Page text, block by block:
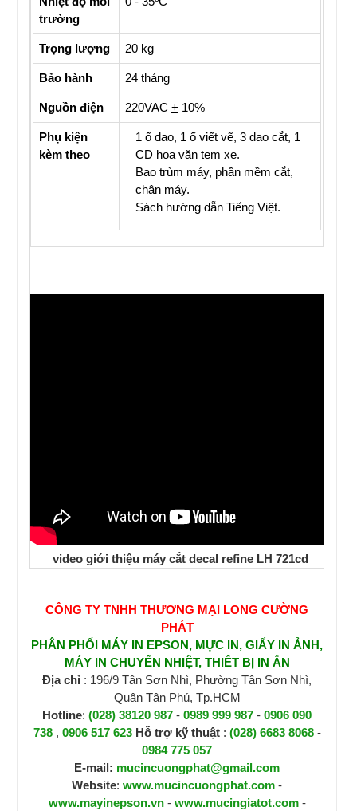
trường
Trọng lượng 20 kg
Bảo hành 24 tháng
Nguồn điện 220VAC + 10%
Phụ kiện
kèm theo
1 ổ dao, 1 ổ viết vẽ, 3 dao cắt, 1
CD hoa văn tem xe.
Bao trùm máy, phần mềm cắt,
chân máy.
Sách hướng dẫn Tiếng Việt.
video giới thiệu máy cắt decal refine LH 721cd
CÔNG TY TNHH THƯƠNG MẠI LONG CƯỜNG
PHÁT
PHÂN PHỐI MÁY IN EPSON, MỰC IN, GIẤY IN ẢNH,
MÁY IN CHUYỂN NHIỆT, THIẾT BỊ IN ẤN
Địa chỉ : 196/9 Tân Sơn Nhì, Phường Tân Sơn Nhì,
Quận Tân Phú, Tp.HCM
Hotline: (028) 38120 987 - 0989 999 987 - 0906 090
738, 0906 517 623 Hỗ trợ kỹ thuật : (028) 6683 8068-
0984 775 057
E-mail: mucincuongphat@gmail.com
Website: www.mucincuongphat.com -
www.mayinepson.vn- www.mucingiatot.com-